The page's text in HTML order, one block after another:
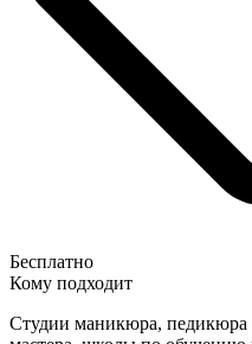
Бесплатно
Кому подходит
Студии маникюра,